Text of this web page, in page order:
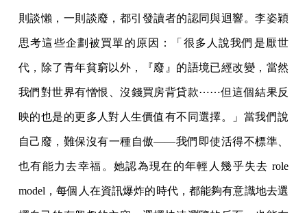
則談懶，一則談廢，都引發讀者的認同與迴響。李姿穎
思考這些企劃被買單的原因：「很多人說我們是厭世
代，除了青年貧窮以外，『廢』的語境已經改變，當然
我們對世界有憎恨、沒錢買房背貸款⋯⋯但這個結果反
映的也是的更多人對人生價值有不同選擇。」當我們說
自己廢，難保沒有一種自傲——我們即使活得不標準、
也有能力去幸福。她認為現在的年輕人幾乎失去 role
model，每個人在資訊爆炸的時代，都能夠有意識地去選